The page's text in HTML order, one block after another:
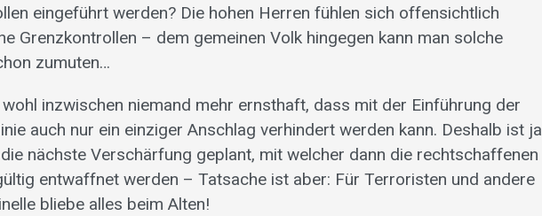
eingeführt werden? Die hohen Herren fühlen sich offensichtlich
Grenzkontrollen – dem gemeinen Volk hingegen kann man solche
zumuten…
inzwischen niemand mehr ernsthaft, dass mit der Einführung der
auch nur ein einziger Anschlag verhindert werden kann. Deshalb ist ja
nächste Verschärfung geplant, mit welcher dann die rechtschaffenen
entwaffnet werden – Tatsache ist aber: Für Terroristen und andere
bliebe alles beim Alten!